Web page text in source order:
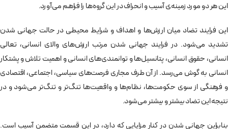
این هر دو مورد زمینه­‌ی آسیب و انحراف در این گروه­‌ها را فراهم می­‌آورد.
این فرایند تضاد میان ارزش­‌ها و اهداف و شرایط محیطی در حالت جهانی­ شدن
تشدید می­‌شود. در فرایند جهانی ­شدن مرتب ارزش­‌های والای انسانی، تعالی
انسانی، حقوق انسانی، پتانسیل­‌ها و توانمندی‌­های انسانی و اهمیت تلاش و پشتکار
انسانی به گوش می­‌رسد. از آن طرف مجاری فرصت­‌های سیاسی، اجتماعی، اقتصادی
و فرهنگی از سوی حکومت­‌ها، نظام‌­ها و واقعیت­‌ها تنگ­‌تر و تنگ­‌تر می­‌شود و در
نتیجه این تضاد بیشتر و بیشتر می­‌شود.
بنابراین جهانی ­شدن در کنار مزایایی که دارد، در این قسمت متضمن آسیب است.